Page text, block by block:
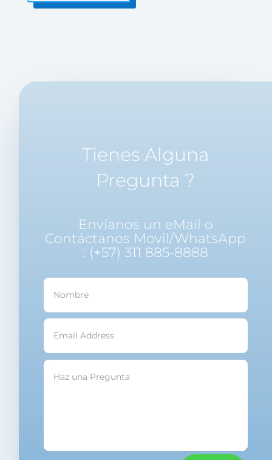
Tienes Alguna
Pregunta ?
Envíanos un eMail o
Contáctanos Movil/WhatsApp
: (+57) 311 885-8888